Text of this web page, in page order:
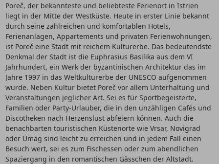
Poreč, der bekannteste und beliebteste Ferienort in Istrien
liegt in der Mitte der Westküste. Heute in erster Linie bekannt
durch seine zahlreichen und komfortablen Hotels,
Ferienanlagen, Appartements und privaten Ferienwohnungen,
ist Poreč eine Stadt mit reichem Kulturerbe. Das bedeutendste
Denkmal der Stadt ist die Euphrasius Basilika aus dem VI
Jahrhundert, ein Werk der byzantinischen Architektur das im
Jahre 1997 in das Weltkulturerbe der UNESCO aufgenommen
wurde. Neben Kultur bietet Poreč vor allem Unterhaltung und
Veranstaltungen jeglicher Art. Sei es für Sportbegeisterte,
Familien oder Party-Urlauber, die in den unzähligen Cafés und
Discotheken nach Herzenslust abfeiern können. Auch die
benachbarten touristischen Küstenorte wie Vrsar, Novigrad
oder Umag sind leicht zu erreichen und in jedem Fall einen
Besuch wert, sei es zum Fischessen oder zum abendlichen
Spaziergang in den romantischen Gässchen der Altstadt.